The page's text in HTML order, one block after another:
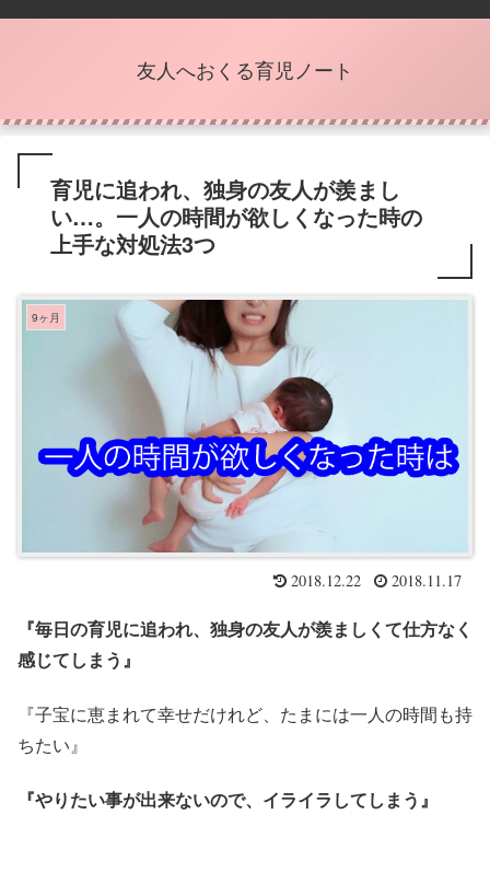
友人へおくる育児ノート
育児に追われ、独身の友人が羨まし
い…。一人の時間が欲しくなった時の
上手な対処法3つ
9ヶ月
2018.12.22 2018.11.17
『毎日の育児に追われ、独身の友人が羨ましくて仕方なく
感じてしまう』
『子宝に恵まれて幸せだけれど、たまには一人の時間も持
ちたい』
『やりたい事が出来ないので、イライラしてしまう』